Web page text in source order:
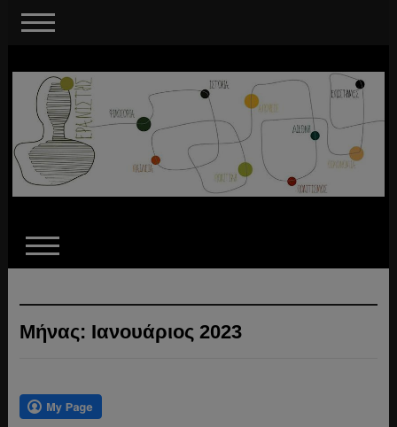
Μήνας: Ιανουάριος 2023